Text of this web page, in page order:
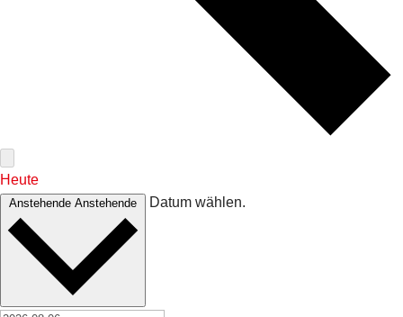
Heute
Anstehende Anstehende Datum wählen.